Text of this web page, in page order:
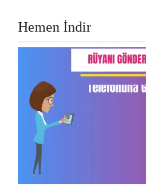
Hemen İndir